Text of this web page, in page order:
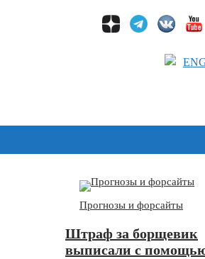
Прогнозы и форсайты
Штраф за борщевик
выписали с